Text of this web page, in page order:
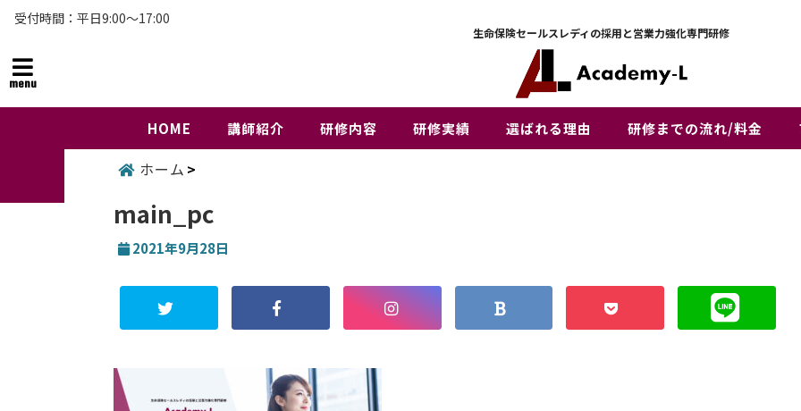
受付時間：平日9:00～17:00
生命保険セールスレディの採用と営業力強化専門研修
menu
HOME 講師紹介 研修内容 研修実績 選ばれる理由 研修までの流れ/料金
ホーム
main_pc
2021年9月28日